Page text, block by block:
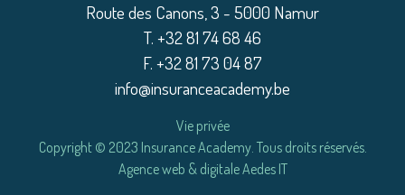
Route des Canons, 3 - 5000 Namur
|
T. +32 81 74 68 46
|
F. +32 81 73 04 87
|
info@insuranceacademy.be
Vie privée
|
Copyright © 2023 Insurance Academy. Tous droits réservés.
Agence web & digitale Aedes IT